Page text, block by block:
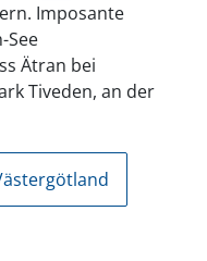
Imposante
See
Ätran bei
Tiveden, an der